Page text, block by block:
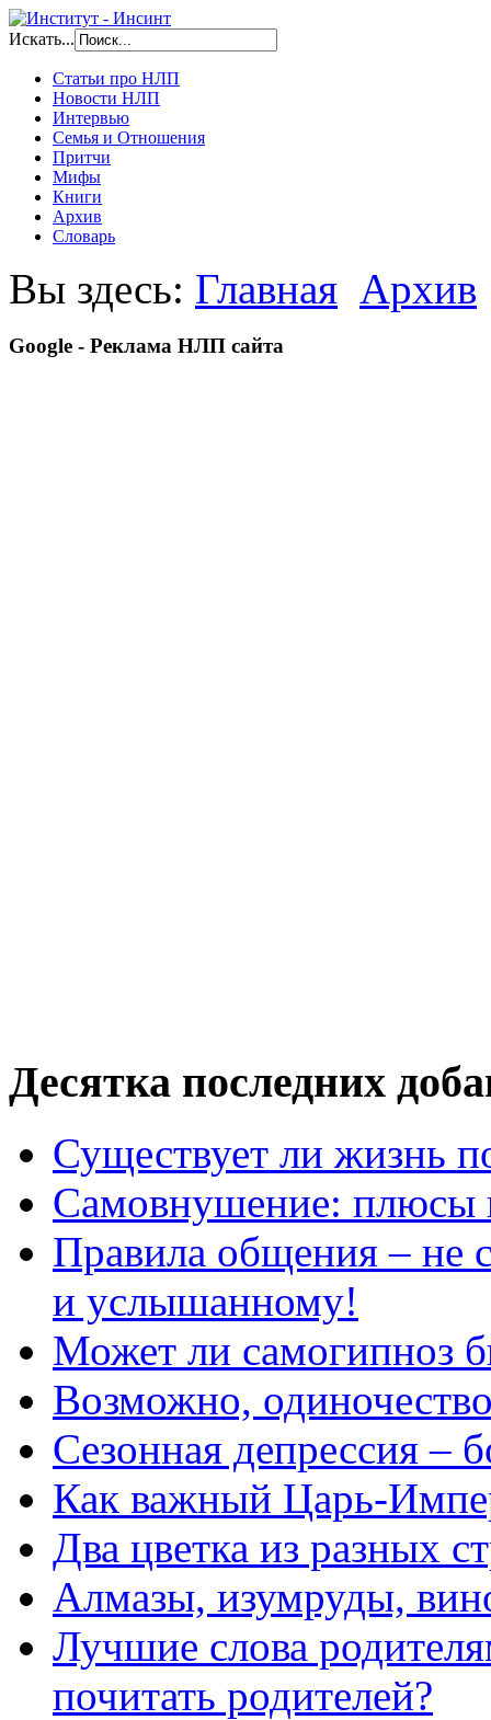
Искать...
Статьи про НЛП
Новости НЛП
Интервью
Семья и Отношения
Притчи
Мифы
Книги
Архив
Словарь
Вы здесь: Главная Архив
Google - Реклама НЛП сайта
Десятка последних
Существует ли жизнь
Самовнушение: плюсы
Правила общения – не
и услышанному!
Может ли самогипноз
Возможно,
Сезонная депрессия –
Как важный Царь-
Два цветка из разных
Алмазы, изумруды,
Лучшие слова
почитать родителей?